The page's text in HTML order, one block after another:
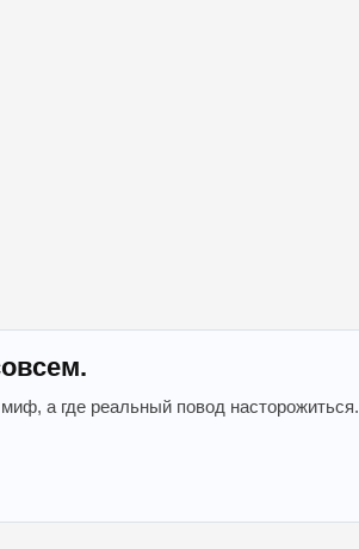
а где реальный повод насторожиться.